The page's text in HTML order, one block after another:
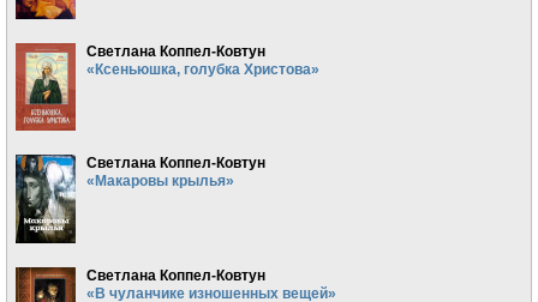
Светлана Коппел-Ковтун
«Ксеньюшка, голубка Христова»
Светлана Коппел-Ковтун
«Макаровы крылья»
Светлана Коппел-Ковтун
«В чуланчике изношенных вещей»